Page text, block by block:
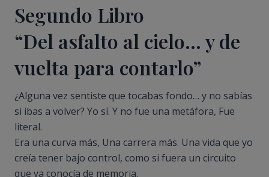
Segundo Libro
“Del asfalto al cielo… y de
vuelta para contarlo”
¿Alguna vez sentiste que tocabas fondo… y no sabías
si ibas a volver? Yo sí. Y no fue una metáfora, Fue
literal.
Era una curva más, Una carrera más. Una vida que yo
creía tener bajo control, como si fuera un circuito
que ya conocía de memoria.